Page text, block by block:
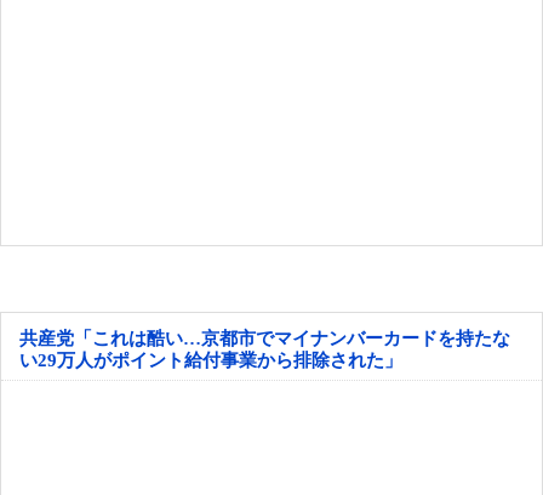
共産党「これは酷い…京都市でマイナンバーカードを持たな
い29万人がポイント給付事業から排除された」